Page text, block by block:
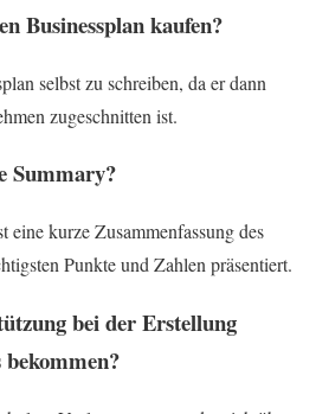
Businessplan kaufen?
selbst zu schreiben, da er dann
zugeschnitten ist.
Summary?
kurze Zusammenfassung des
Punkte und Zahlen präsentiert.
bei der Erstellung
bekommen?